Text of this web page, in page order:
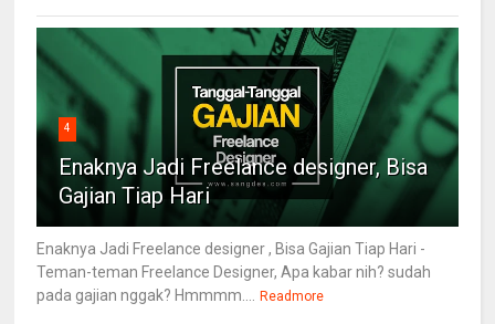
4
Enaknya Jadi Freelance designer, Bisa
Gajian Tiap Hari
Enaknya Jadi Freelance designer , Bisa Gajian Tiap Hari -
Teman-teman Freelance Designer, Apa kabar nih? sudah
pada gajian nggak? Hmmmm.... Readmore